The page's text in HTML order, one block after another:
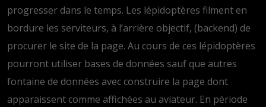
progresser dans le temps. Les lépidoptères filment en
bordure les serviteurs, à l’arrière objectif, (backend) de
procurer le site de la page. Au cours de ces lépidoptères
pourront utiliser bases de données sauf que autres
fontaine de données avec construire la page dont
apparaissent comme affichées au aviateur. En période